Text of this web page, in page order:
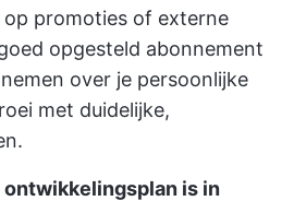
promoties of externe
opgesteld abonnement
over je persoonlijke
met duidelijke,
is in